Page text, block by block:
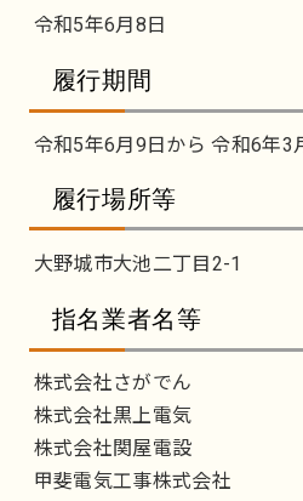
令和5年6月8日
履行期間
令和5年6月9日から 令和6年3
履行場所等
大野城市大池二丁目2-1
指名業者名等
株式会社さがでん
株式会社黒上電気
株式会社関屋電設
甲斐電気工事株式会社